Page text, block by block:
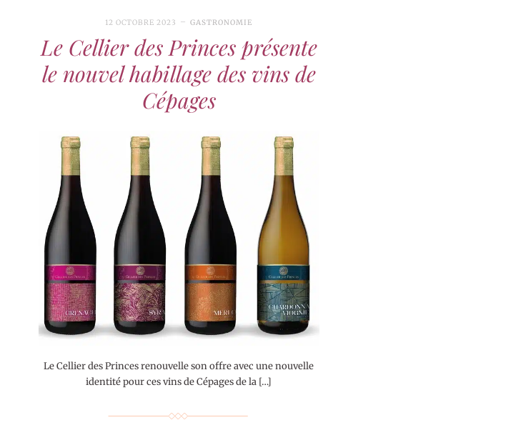
12 OCTOBRE 2023 GASTRONOMIE
Le Cellier des Princes présente
le nouvel habillage des vins de
Cépages
Le Cellier des Princes renouvelle son offre avec une nouvelle
identité pour ces vins de Cépages de la […]